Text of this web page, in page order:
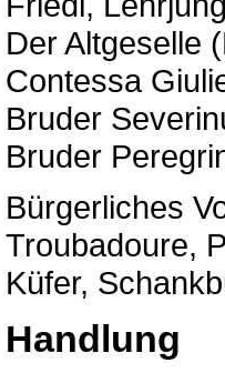
Der Altgeselle
Contessa
Bruder
Bruder
Bürgerliches
Troubadoure,
Küfer,
Handlung